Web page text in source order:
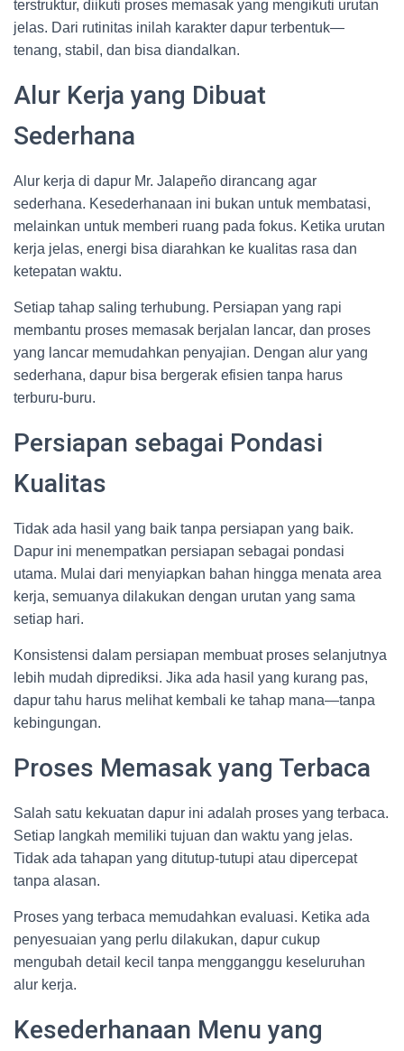
terstruktur, diikuti proses memasak yang mengikuti urutan
jelas. Dari rutinitas inilah karakter dapur terbentuk—
tenang, stabil, dan bisa diandalkan.
Alur Kerja yang Dibuat
Sederhana
Alur kerja di dapur Mr. Jalapeño dirancang agar
sederhana. Kesederhanaan ini bukan untuk membatasi,
melainkan untuk memberi ruang pada fokus. Ketika urutan
kerja jelas, energi bisa diarahkan ke kualitas rasa dan
ketepatan waktu.
Setiap tahap saling terhubung. Persiapan yang rapi
membantu proses memasak berjalan lancar, dan proses
yang lancar memudahkan penyajian. Dengan alur yang
sederhana, dapur bisa bergerak efisien tanpa harus
terburu-buru.
Persiapan sebagai Pondasi
Kualitas
Tidak ada hasil yang baik tanpa persiapan yang baik.
Dapur ini menempatkan persiapan sebagai pondasi
utama. Mulai dari menyiapkan bahan hingga menata area
kerja, semuanya dilakukan dengan urutan yang sama
setiap hari.
Konsistensi dalam persiapan membuat proses selanjutnya
lebih mudah diprediksi. Jika ada hasil yang kurang pas,
dapur tahu harus melihat kembali ke tahap mana—tanpa
kebingungan.
Proses Memasak yang Terbaca
Salah satu kekuatan dapur ini adalah proses yang terbaca.
Setiap langkah memiliki tujuan dan waktu yang jelas.
Tidak ada tahapan yang ditutup-tutupi atau dipercepat
tanpa alasan.
Proses yang terbaca memudahkan evaluasi. Ketika ada
penyesuaian yang perlu dilakukan, dapur cukup
mengubah detail kecil tanpa mengganggu keseluruhan
alur kerja.
Kesederhanaan Menu yang